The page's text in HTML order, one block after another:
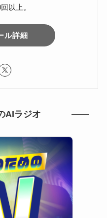
以上。
ル詳細
AIラジオ